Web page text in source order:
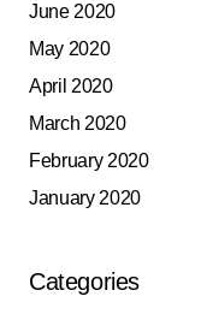
June 2020
May 2020
April 2020
March 2020
February 2020
January 2020
Categories